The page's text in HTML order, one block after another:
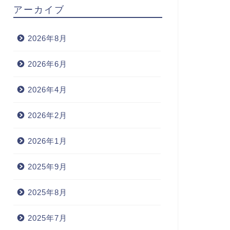
アーカイブ
2026年8月
2026年6月
2026年4月
2026年2月
2026年1月
2025年9月
2025年8月
2025年7月